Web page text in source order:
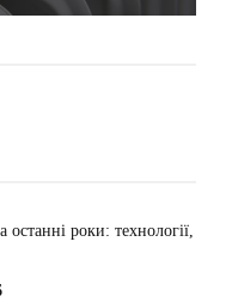
останні роки: технології,